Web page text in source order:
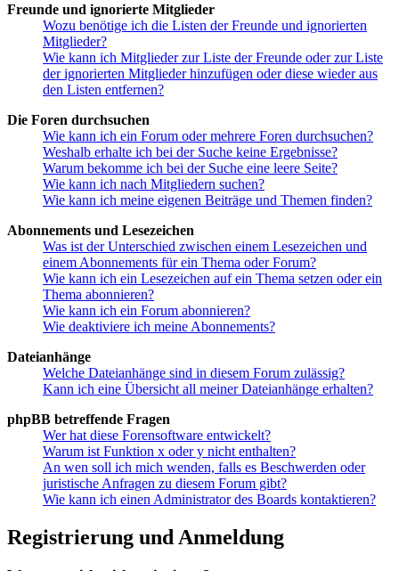
Freunde und ignorierte Mitglieder
Wozu benötige ich die Listen der Freunde und ignorierten
Mitglieder?
Wie kann ich Mitglieder zur Liste der Freunde oder zur Liste
der ignorierten Mitglieder hinzufügen oder diese wieder aus
den Listen entfernen?
Die Foren durchsuchen
Wie kann ich ein Forum oder mehrere Foren durchsuchen?
Weshalb erhalte ich bei der Suche keine Ergebnisse?
Warum bekomme ich bei der Suche eine leere Seite?
Wie kann ich nach Mitgliedern suchen?
Wie kann ich meine eigenen Beiträge und Themen finden?
Abonnements und Lesezeichen
Was ist der Unterschied zwischen einem Lesezeichen und
einem Abonnements für ein Thema oder Forum?
Wie kann ich ein Lesezeichen auf ein Thema setzen oder ein
Thema abonnieren?
Wie kann ich ein Forum abonnieren?
Wie deaktiviere ich meine Abonnements?
Dateianhänge
Welche Dateianhänge sind in diesem Forum zulässig?
Kann ich eine Übersicht all meiner Dateianhänge erhalten?
phpBB betreffende Fragen
Wer hat diese Forensoftware entwickelt?
Warum ist Funktion x oder y nicht enthalten?
An wen soll ich mich wenden, falls es Beschwerden oder
juristische Anfragen zu diesem Forum gibt?
Wie kann ich einen Administrator des Boards kontaktieren?
Registrierung und Anmeldung